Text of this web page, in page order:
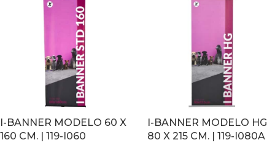
I-BANNER MODELO 60 X
160 CM. | 119-I060
I-BANNER MODELO HG
80 X 215 CM. | 119-I080A